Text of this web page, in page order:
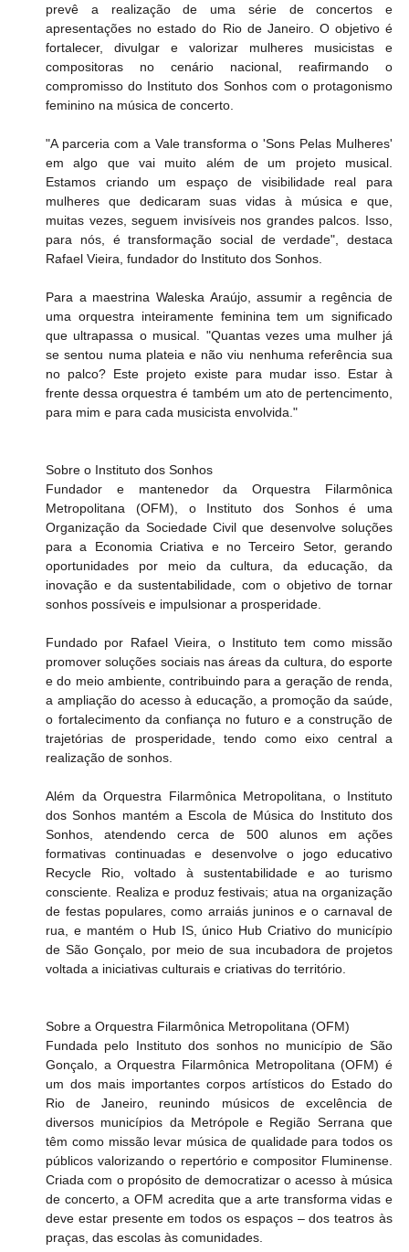
prevê a realização de uma série de concertos e
apresentações no estado do Rio de Janeiro. O objetivo é
fortalecer, divulgar e valorizar mulheres musicistas e
compositoras no cenário nacional, reafirmando o
compromisso do Instituto dos Sonhos com o protagonismo
feminino na música de concerto.
"A parceria com a Vale transforma o 'Sons Pelas Mulheres'
em algo que vai muito além de um projeto musical.
Estamos criando um espaço de visibilidade real para
mulheres que dedicaram suas vidas à música e que,
muitas vezes, seguem invisíveis nos grandes palcos. Isso,
para nós, é transformação social de verdade", destaca
Rafael Vieira, fundador do Instituto dos Sonhos.
Para a maestrina Waleska Araújo, assumir a regência de
uma orquestra inteiramente feminina tem um significado
que ultrapassa o musical. "Quantas vezes uma mulher já
se sentou numa plateia e não viu nenhuma referência sua
no palco? Este projeto existe para mudar isso. Estar à
frente dessa orquestra é também um ato de pertencimento,
para mim e para cada musicista envolvida."
Sobre o Instituto dos Sonhos
Fundador e mantenedor da Orquestra Filarmônica
Metropolitana (OFM), o Instituto dos Sonhos é uma
Organização da Sociedade Civil que desenvolve soluções
para a Economia Criativa e no Terceiro Setor, gerando
oportunidades por meio da cultura, da educação, da
inovação e da sustentabilidade, com o objetivo de tornar
sonhos possíveis e impulsionar a prosperidade.
Fundado por Rafael Vieira, o Instituto tem como missão
promover soluções sociais nas áreas da cultura, do esporte
e do meio ambiente, contribuindo para a geração de renda,
a ampliação do acesso à educação, a promoção da saúde,
o fortalecimento da confiança no futuro e a construção de
trajetórias de prosperidade, tendo como eixo central a
realização de sonhos.
Além da Orquestra Filarmônica Metropolitana, o Instituto
dos Sonhos mantém a Escola de Música do Instituto dos
Sonhos, atendendo cerca de 500 alunos em ações
formativas continuadas e desenvolve o jogo educativo
Recycle Rio, voltado à sustentabilidade e ao turismo
consciente. Realiza e produz festivais; atua na organização
de festas populares, como arraiás juninos e o carnaval de
rua, e mantém o Hub IS, único Hub Criativo do município
de São Gonçalo, por meio de sua incubadora de projetos
voltada a iniciativas culturais e criativas do território.
Sobre a Orquestra Filarmônica Metropolitana (OFM)
Fundada pelo Instituto dos sonhos no município de São
Gonçalo, a Orquestra Filarmônica Metropolitana (OFM) é
um dos mais importantes corpos artísticos do Estado do
Rio de Janeiro, reunindo músicos de excelência de
diversos municípios da Metrópole e Região Serrana que
têm como missão levar música de qualidade para todos os
públicos valorizando o repertório e compositor Fluminense.
Criada com o propósito de democratizar o acesso à música
de concerto, a OFM acredita que a arte transforma vidas e
deve estar presente em todos os espaços – dos teatros às
praças, das escolas às comunidades.